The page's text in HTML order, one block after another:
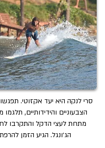
סרי לנקה היא יעד אקזוטי.
הצבעוניים והידידותיים,
מתחת לעצי הדקל והתקרבו
הג׳ונגל. הגיע הזמן